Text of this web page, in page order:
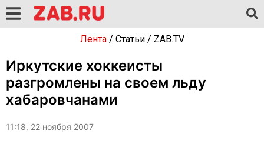
Лента/ Статьи/ ZAB.TV
Иркутские хоккеисты
разгромлены на своем льду
хабаровчанами
11:18, 22 ноября 2007